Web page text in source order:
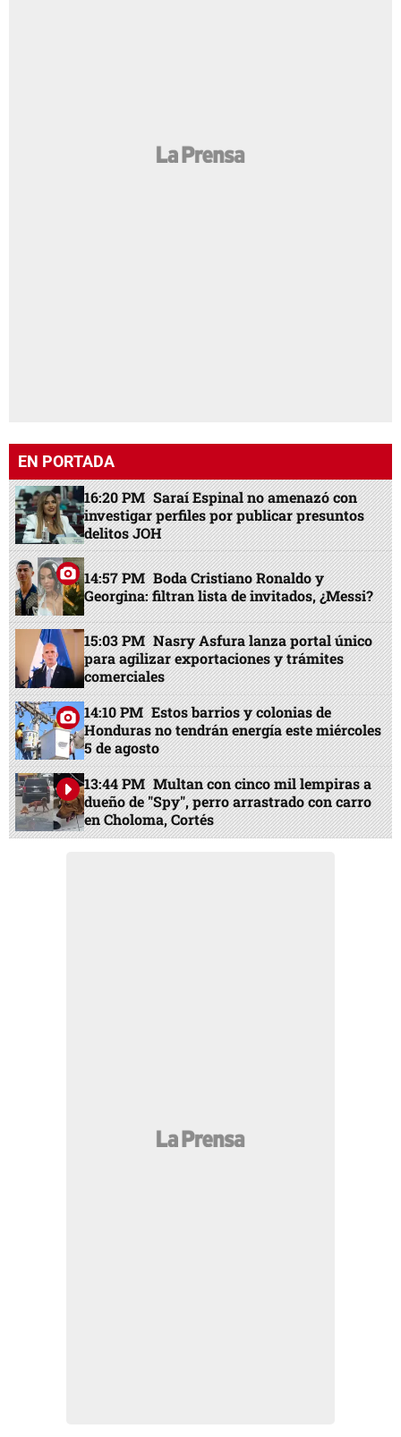
EN PORTADA
16:20 PM Saraí Espinal no amenazó con
investigar perfiles por publicar presuntos
delitos JOH
14:57 PM Boda Cristiano Ronaldo y
Georgina: filtran lista de invitados, ¿Messi?
15:03 PM Nasry Asfura lanza portal único
para agilizar exportaciones y trámites
comerciales
14:10 PM Estos barrios y colonias de
Honduras no tendrán energía este miércoles
5 de agosto
13:44 PM Multan con cinco mil lempiras a
dueño de "Spy", perro arrastrado con carro
en Choloma, Cortés